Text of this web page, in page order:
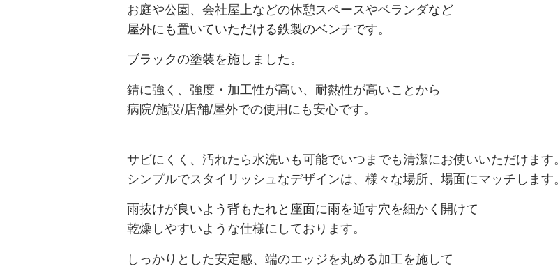
お庭や公園、会社屋上などの休憩スペースやベランダなど
屋外にも置いていただける鉄製のベンチです。
ブラックの塗装を施しました。
錆に強く、強度・加工性が高い、耐熱性が高いことから
病院/施設/店舗/屋外での使用にも安心です。
サビにくく、汚れたら水洗いも可能でいつまでも清潔にお使いいただけます。
シンプルでスタイリッシュなデザインは、 様々な場所、場面にマッチします。
雨抜けが良いよう背もたれと座面に雨を通す穴を細かく開けて
乾燥しやすいような仕様にしております。
しっかりとした安定感、端のエッジを丸める加工を施して